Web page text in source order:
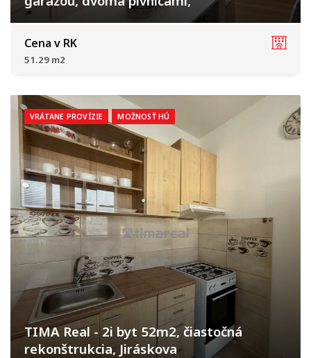
Dolné Dubové
Cena v RK
51.29 m2
VRÁTANE PROVÍZIE MOŽNOSŤ HÚ
TIMA Real - 2i byt 52m2, čiastočná
rekonštrukcia, Jiráskova